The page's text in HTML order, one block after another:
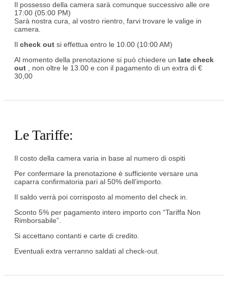
Il possesso della camera sarà comunque successivo alle ore
17:00 (05:00 PM)
Sarà nostra cura, al vostro rientro, farvi trovare le valige in
camera.
Il check out si effettua entro le 10.00 (10:00 AM)
Al momento della prenotazione si può chiedere un late check
out , non oltre le 13.00 e con il pagamento di un extra di €
30,00
Le Tariffe:
Il costo della camera varia in base al numero di ospiti
Per confermare la prenotazione è sufficiente versare una
caparra confirmatoria pari al 50% dell’importo.
Il saldo verrà poi corrisposto al momento del check in.
Sconto 5% per pagamento intero importo con “Tariffa Non
Rimborsabile”.
Si accettano contanti e carte di credito.
Eventuali extra verranno saldati al check-out.